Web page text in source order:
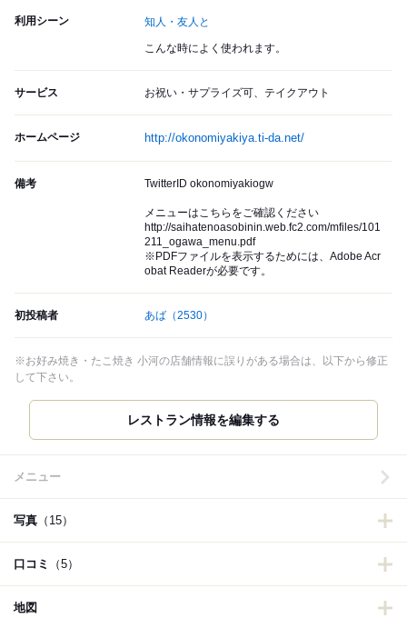
利用シーン 知人・友人と
こんな時によく使われます。
サービス お祝い・サプライズ可、テイクアウト
ホームページ http://okonomiyakiya.ti-da.net/
備考 TwitterID okonomiyakiogw
メニューはこちらをご確認ください
http://saihatenoasobinin.web.fc2.com/mfiles/101
211_ogawa_menu.pdf
※PDFファイルを表示するためには、Adobe Acr
obat Readerが必要です。
初投稿者 あば （2530）
※お好み焼き・たこ焼き 小河の店舗情報に誤りがある場合は、以下から修正
して下さい。
レストラン情報を編集する
メニュー
写真 （15）
口コミ （5）
地図